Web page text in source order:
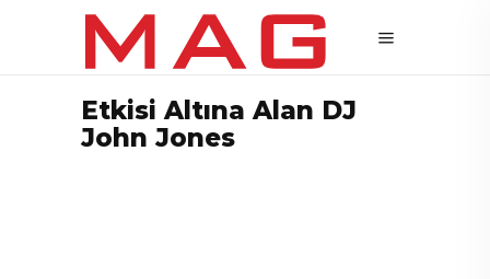
Etkisi Altına Alan DJ
John Jones